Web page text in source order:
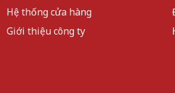
Hệ thống cửa hàng
Giới thiệu công ty